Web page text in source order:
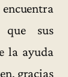
que sus
la ayuda
gracias